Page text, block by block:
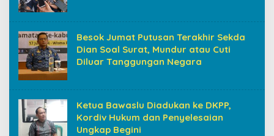
Besok Jumat Putusan Terakhir Sekda
Dian Soal Surat, Mundur atau Cuti
Diluar Tanggungan Negara
Ketua Bawaslu Diadukan ke DKPP,
Kordiv Hukum dan Penyelesaian
Ungkap Begini